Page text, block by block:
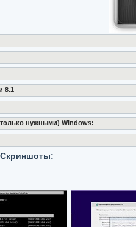
8.1
нужными) Windows:
Скриншоты: